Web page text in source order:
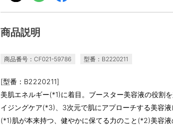
商品説明
商品番号：CF021-59786 型番：B2220211
[型番：B2220211]
美肌エネルギー(*1)に着目。ブースター美容液の役割
イジングケア(*3)、3次元で肌にアプローチする美容液
(*1)肌が本来持つ、健やかに保てる力のこと(*2)美容液